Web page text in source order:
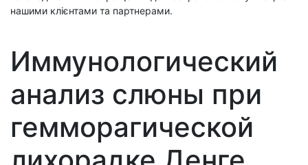
нашими клієнтами та партнерами.
Иммунологический
анализ слюны при
гемморагической